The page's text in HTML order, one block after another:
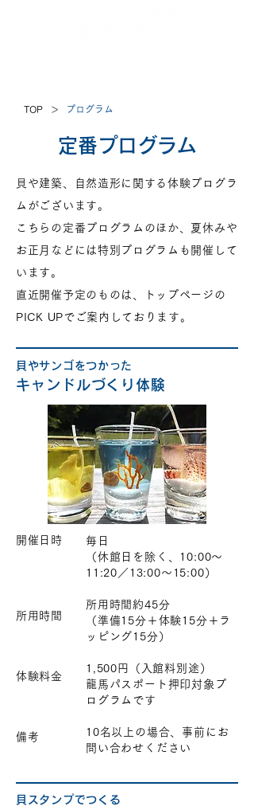
TOP > プログラム
定番プログラム
貝や建築、自然造形に関する体験プログラ
ムがございます。
こちらの定番プログラムのほか、夏休みや
お正月などには特別プログラムも開催して
います。
直近開催予定のものは、トップページの
PICK UPでご案内しております。
貝やサンゴをつかった
キャンドルづくり体験
開催日時
所用時間
体験料金
備考
毎日
（休館日を除く、10:00～
11:20／13:00～15:00）
所用時間約45分
（準備15分＋体験15分＋ラ
ッピング15分）
1,500円（入館料別途）
龍馬パスポート押印対象プ
ログラムです
10名以上の場合、事前にお
問い合わせください
貝スタンプでつくる